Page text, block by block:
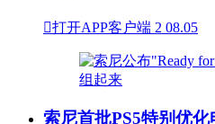
打开APP客户端 2 08.05
索尼首批PS5特别优